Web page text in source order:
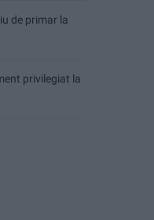
de primar la
privilegiat la